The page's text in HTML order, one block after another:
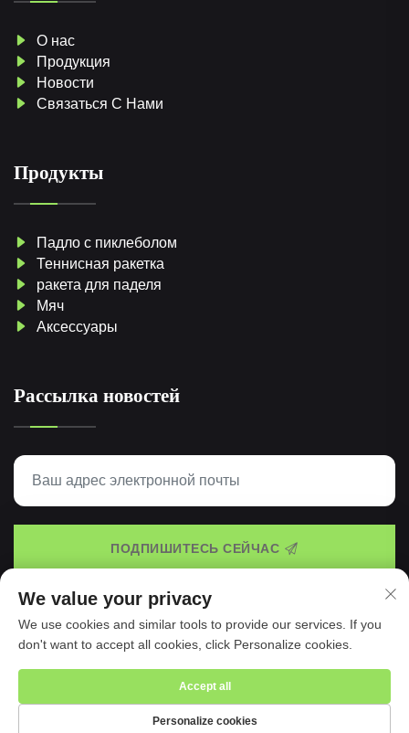
О нас
Продукция
Новости
Связаться С Нами
Продукты
Падло с пиклеболом
Теннисная ракетка
ракета для паделя
Мяч
Аксессуары
Рассылка новостей
ПОДПИШИТЕСЬ СЕЙЧАС
© 2025 Taspo Sports Manufacture Co., Ltd. - Политика
We value your privacy
We use cookies and similar tools to provide our services. If you
don't want to accept all cookies, click Personalize cookies.
Personalize cookies
Accept all